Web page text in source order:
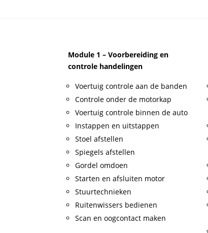
Module 1 – Voorbereiding en
controle handelingen
Voertuig controle aan de banden
Controle onder de motorkap
Voertuig controle binnen de auto
Instappen en uitstappen
Stoel afstellen
Spiegels afstellen
Gordel omdoen
Starten en afsluiten motor
Stuurtechnieken
Ruitenwissers bedienen
Scan en oogcontact maken